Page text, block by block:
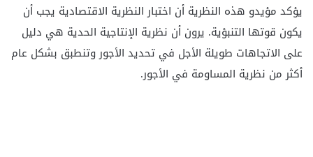
يؤكد مؤيدو هذه النظرية أن اختبار النظرية الاقتصادية يجب أن
يكون قوتها التنبؤية. يرون أن نظرية الإنتاجية الحدية هي دليل
على الاتجاهات طويلة الأجل في تحديد الأجور وتنطبق بشكل عام
أكثر من نظرية المساومة في الأجور.